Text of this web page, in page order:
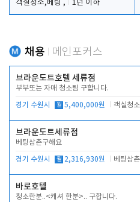
객실청소,베팅 ,
1년 이하
채용 메인포커스
브라운도트호텔 세류점
부부또는 자매 청소팀 구합니다.
경기 수원시 월 5,400,000원 객실청
브라운도트세류점
베팅삼촌구해요
경기 수원시 월 2,316,930원 베팅삼촌
바로호텔
청소한분..<캐셔 한분>.. 구합니다.